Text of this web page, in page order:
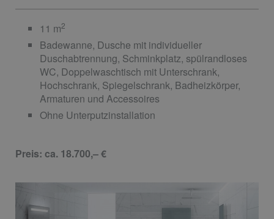
11 m2
Badewanne, Dusche mit individueller
Duschabtrennung, Schminkplatz, spülrandloses
WC, Doppelwaschtisch mit Unterschrank,
Hochschrank, Spiegelschrank, Badheizkörper,
Armaturen und Accessoires
Ohne Unterputzinstallation
Preis: ca. 18.700,– €